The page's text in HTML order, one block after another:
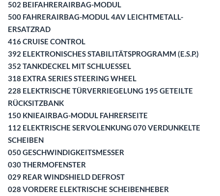
502 BEIFAHRERAIRBAG-MODUL
500 FAHRERAIRBAG-MODUL 4AV LEICHTMETALL-
ERSATZRAD
416 CRUISE CONTROL
392 ELEKTRONISCHES STABILITÄTSPROGRAMM (E.S.P.)
352 TANKDECKEL MIT SCHLUESSEL
318 EXTRA SERIES STEERING WHEEL
228 ELEKTRISCHE TÜRVERRIEGELUNG 195 GETEILTE
RÜCKSITZBANK
150 KNIEAIRBAG-MODUL FAHRERSEITE
112 ELEKTRISCHE SERVOLENKUNG 070 VERDUNKELTE
SCHEIBEN
050 GESCHWINDIGKEITSMESSER
030 THERMOFENSTER
029 REAR WINDSHIELD DEFROST
028 VORDERE ELEKTRISCHE SCHEIBENHEBER